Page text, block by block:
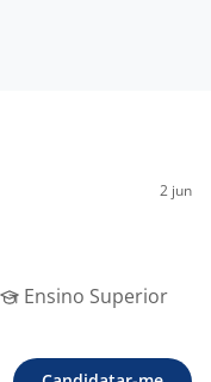
2 jun
Ensino Superior